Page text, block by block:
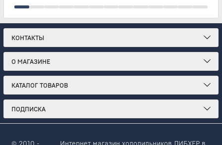
КОНТАКТЫ
О МАГАЗИНЕ
КАТАЛОГ ТОВАРОВ
ПОДПИСКА